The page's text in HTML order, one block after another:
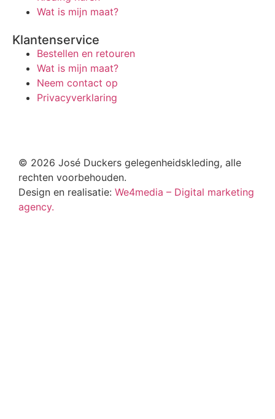
Wat is mijn maat?
Klantenservice
Bestellen en retouren
Wat is mijn maat?
Neem contact op
Privacyverklaring
© 2026 José Duckers gelegenheidskleding, alle
rechten voorbehouden.
Design en realisatie: We4media – Digital marketing
agency.